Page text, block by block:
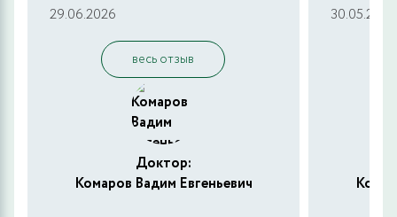
29.06.2026
весь отзыв
Доктор:
Комаров Вадим Евгеньевич
30.05.2026